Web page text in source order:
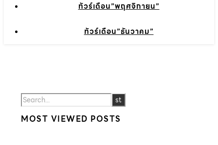
ทัวร์เดือน”พฤศจิกายน”
ทัวร์เดือน”ธันวาคม”
MOST VIEWED POSTS